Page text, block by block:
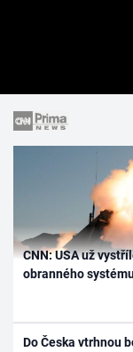
CNN: USA už
obranného
Do Česka vtrhnou